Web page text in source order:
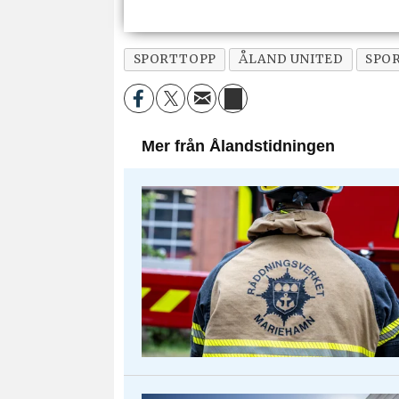
SPORTTOPP ÅLAND UNITED